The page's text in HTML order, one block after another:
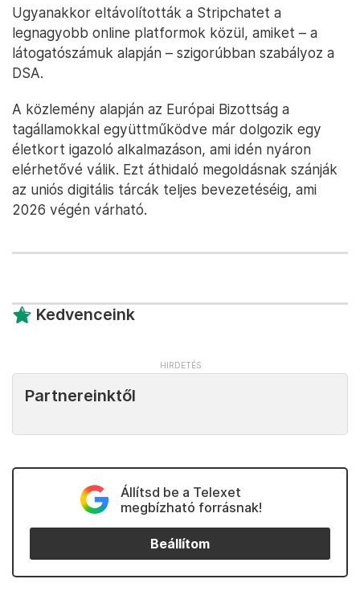
Ugyanakkor eltávolították a Stripchatet a
legnagyobb online platformok közül, amiket – a
látogatószámuk alapján – szigorúbban szabályoz a
DSA.
A közlemény alapján az Európai Bizottság a
tagállamokkal együttműködve már dolgozik egy
életkort igazoló alkalmazáson, ami idén nyáron
elérhetővé válik. Ezt áthidaló megoldásnak szánják
az uniós digitális tárcák teljes bevezetéséig, ami
2026 végén várható.
Kedvenceink
Partnereinktől
Állítsd be a Telexet
megbízható forrásnak!
Beállítom